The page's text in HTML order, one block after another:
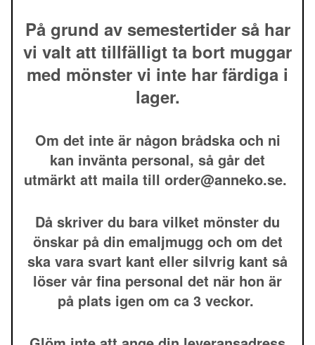
På grund av semestertider så har
vi valt att tillfälligt ta bort muggar
med mönster vi inte har färdiga i
lager.
Om det inte är någon brådska och ni
kan invänta personal, så går det
utmärkt att maila till order@anneko.se.
Då skriver du bara vilket mönster du
önskar på din emaljmugg och om det
ska vara svart kant eller silvrig kant så
löser vår fina personal det när hon är
på plats igen om ca 3 veckor.